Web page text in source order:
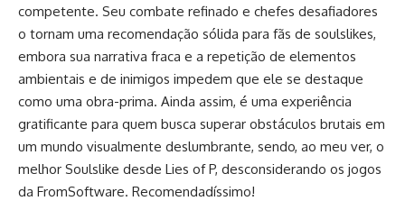
competente. Seu combate refinado e chefes desafiadores
o tornam uma recomendação sólida para fãs de soulslikes,
embora sua narrativa fraca e a repetição de elementos
ambientais e de inimigos impedem que ele se destaque
como uma obra-prima. Ainda assim, é uma experiência
gratificante para quem busca superar obstáculos brutais em
um mundo visualmente deslumbrante, sendo, ao meu ver, o
melhor Soulslike desde Lies of P, desconsiderando os jogos
da FromSoftware. Recomendadíssimo!